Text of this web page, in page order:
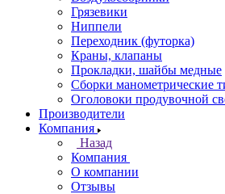
Грязевики
Ниппели
Переходник (футорка)
Краны, клапаны
Прокладки, шайбы медные
Сборки манометрические
Оголовоки продувочной
Производители
Компания
Назад
Компания
О компании
Отзывы